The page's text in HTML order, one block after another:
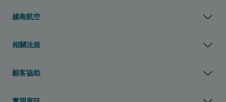
越南航空
相關法規
顧客協助